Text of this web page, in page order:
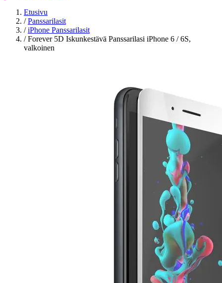
Etusivu
/ Panssarilasit
/ iPhone Panssarilasit
/ Forever 5D Iskunkestävä Panssarilasi iPhone 6 / 6S,
valkoinen